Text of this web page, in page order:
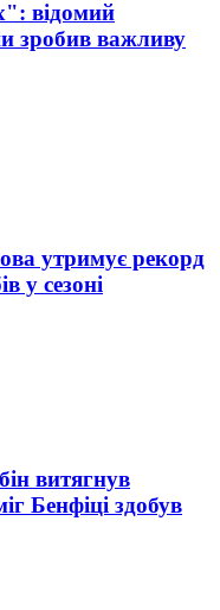
відомий
зробив важливу
утримує рекорд
у сезоні
витягнув
Бенфіці здобув